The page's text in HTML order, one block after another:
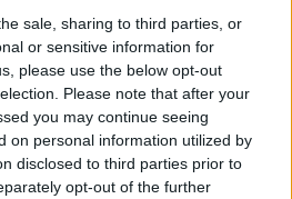
sale, sharing to third parties, or
or sensitive information for
please use the below opt-out
Please note that after your
you may continue seeing
on personal information utilized by
disclosed to third parties prior to
opt-out of the further
Μητσοτάκης διακοπές ΦΩΤΟ